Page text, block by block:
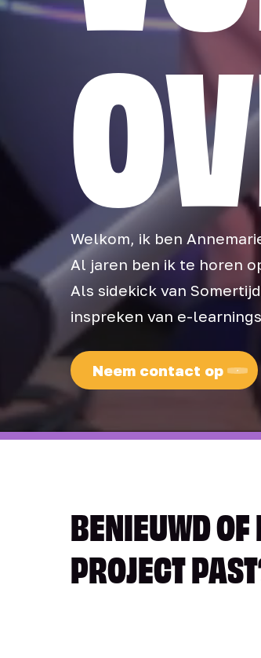
Welkom, ik ben
Al jaren ben ik te horen
Als sidekick van
inspreken van e-
Neem contact op
BENIEUWD
PROJECT